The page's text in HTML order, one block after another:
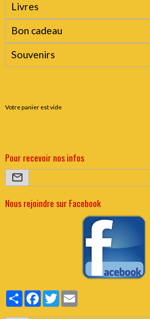
Livres
Bon cadeau
Souvenirs
Votre panier est vide
Pour recevoir nos infos
Nous rejoindre sur Facebook
PartagerFacebookTwitter